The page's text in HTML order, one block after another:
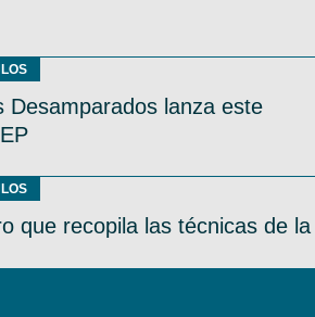
Desamparados lanza este
que recopila las técnicas de la